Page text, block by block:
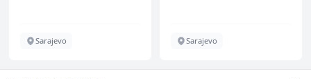
Sarajevo Sarajevo